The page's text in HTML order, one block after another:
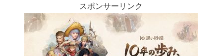
スポンサーリンク